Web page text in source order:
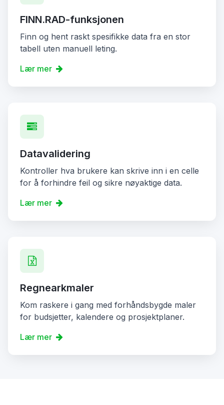
FINN.RAD-funksjonen
Finn og hent raskt spesifikke data fra en stor
tabell uten manuell leting.
Lær mer
Datavalidering
Kontroller hva brukere kan skrive inn i en celle
for å forhindre feil og sikre nøyaktige data.
Lær mer
Regnearkmaler
Kom raskere i gang med forhåndsbygde maler
for budsjetter, kalendere og prosjektplaner.
Lær mer